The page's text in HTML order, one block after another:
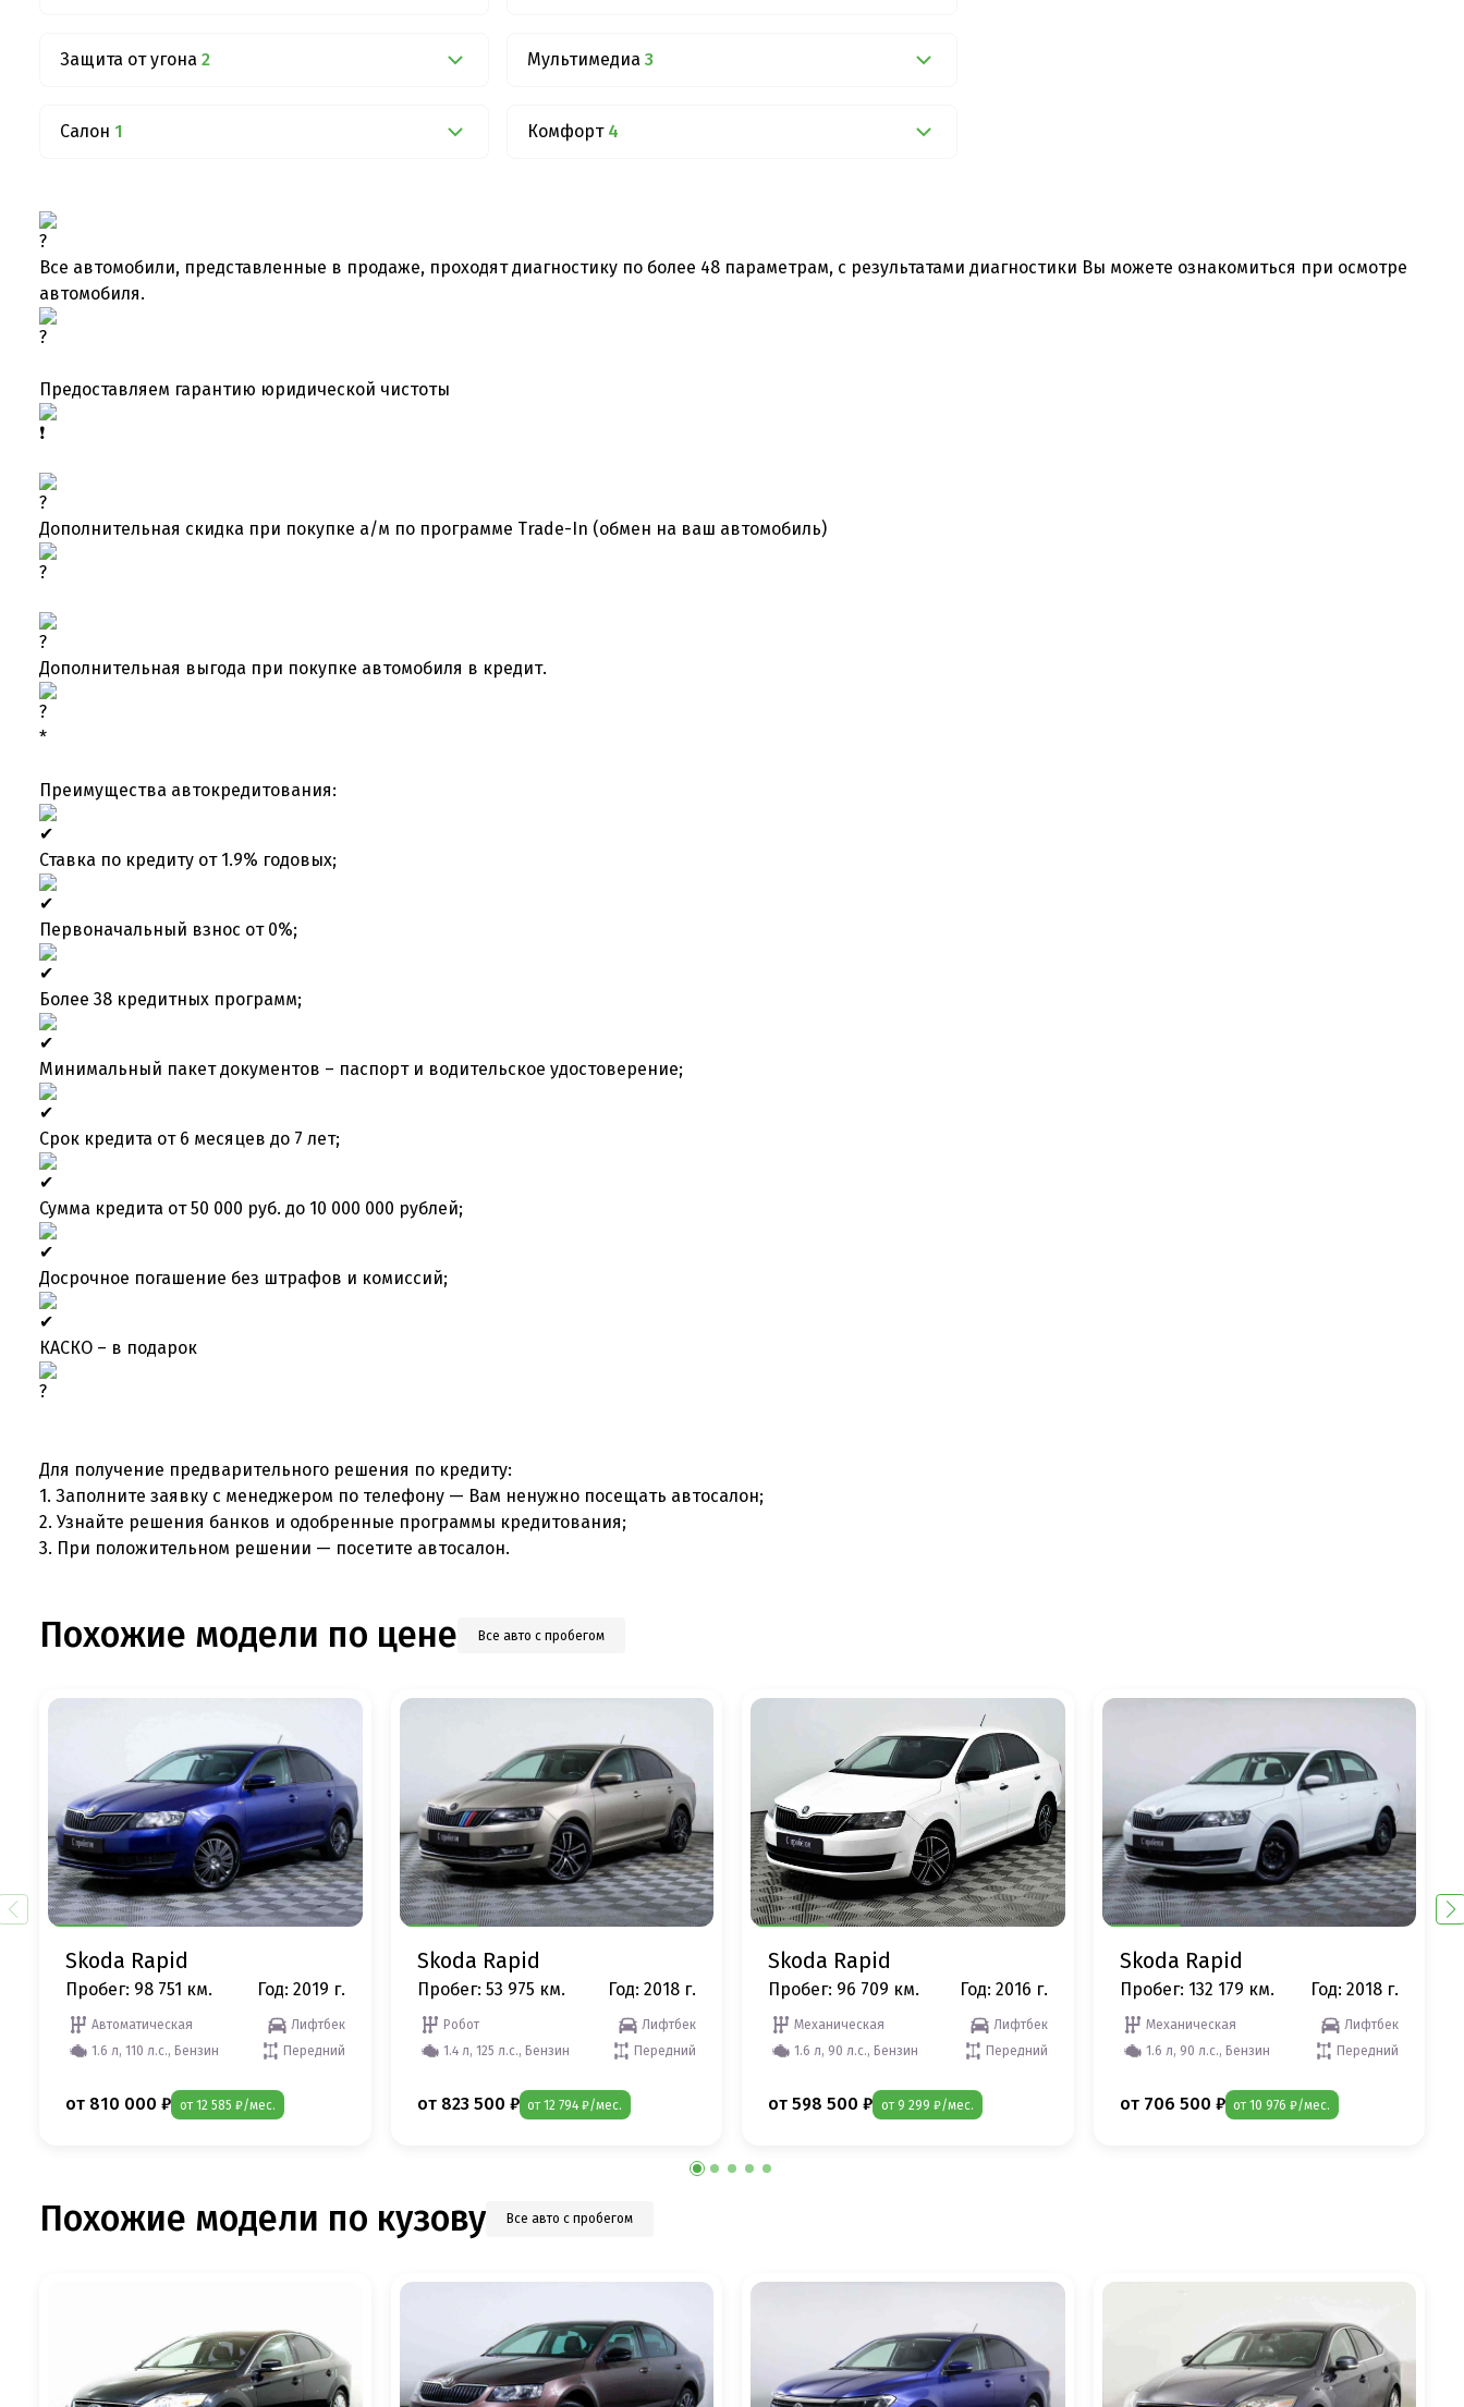
Защита от угона 2 Мультимедиа 3
Салон 1 Комфорт 4
Все автомобили, представленные в продаже, проходят диагностику по более 48 параметрам, с результатами диагностики Вы можете ознакомиться при осмотре
автомобиля.
Предоставляем гарантию юридической чистоты
Дополнительная скидка при покупке а/м по программе Trade-In (обмен на ваш автомобиль)
Дополнительная выгода при покупке автомобиля в кредит.
*
Преимущества автокредитования:
Ставка по кредиту от 1.9% годовых;
Первоначальный взнос от 0%;
Более 38 кредитных программ;
Минимальный пакет документов – паспорт и водительское удостоверение;
Срок кредита от 6 месяцев до 7 лет;
Сумма кредита от 50 000 руб. до 10 000 000 рублей;
Досрочное погашение без штрафов и комиссий;
КАСКО – в подарок
Для получение предварительного решения по кредиту:
1. Заполните заявку с менеджером по телефону — Вам ненужно посещать автосалон;
2. Узнайте решения банков и одобренные программы кредитования;
3. При положительном решении — посетите автосалон.
Похожие модели по цене Все авто с пробегом
Skoda Rapid
Пробег: 98 751 км. Год: 2019 г.
Автоматическая
Лифтбек
1.6 л, 110 л.с., Бензин
Передний
от 810 000 ₽ от 12 585 ₽/мес.
Skoda Rapid
Пробег: 53 975 км. Год: 2018 г.
Робот
Лифтбек
1.4 л, 125 л.с., Бензин
Передний
от 823 500 ₽ от 12 794 ₽/мес.
Skoda Rapid
Пробег: 96 709 км. Год: 2016 г.
Механическая
Лифтбек
1.6 л, 90 л.с., Бензин
Передний
от 598 500 ₽ от 9 299 ₽/мес.
Skoda Rapid
Пробег: 132 179 км. Год: 2018 г.
Механическая
Лифтбек
1.6 л, 90 л.с., Бензин
Передний
от 706 500 ₽ от 10 976 ₽/мес.
Похожие модели по кузову Все авто с пробегом